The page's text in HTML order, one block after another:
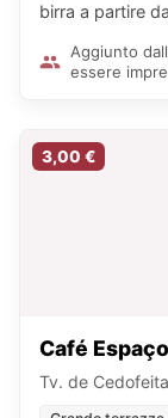
birra a partire
Aggiunto
essere
3,00 €
Café
Tv. de